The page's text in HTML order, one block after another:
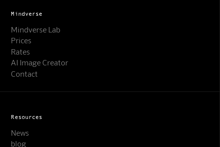
Mindverse
Mindverse Lab
Prices
Rates
AI Image Creator
Contact
Resources
News
blog